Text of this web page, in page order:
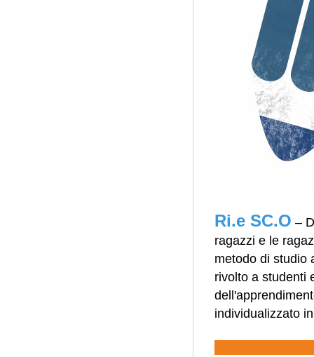
Ri.e SC.O –
ragazzi e le
metodo di studio
rivolto a studenti
individualizzato